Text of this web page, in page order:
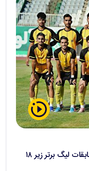
قهرمانی فولاد مبارکه سپاهان در مسابقات لیگ برتر زیر ۱۸